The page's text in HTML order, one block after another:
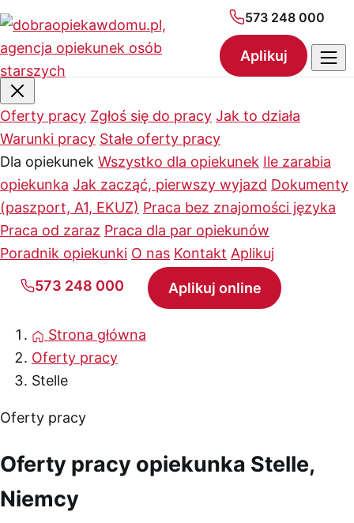
573 248 000
Aplikuj
Oferty pracy Zgłoś się do pracy Jak to działa
Warunki pracy Stałe oferty pracy
Dla opiekunek Wszystko dla opiekunek Ile zarabia
opiekunka Jak zacząć, pierwszy wyjazd Dokumenty
(paszport, A1, EKUZ) Praca bez znajomości języka
Praca od zaraz Praca dla par opiekunów
Poradnik opiekunki O nas Kontakt Aplikuj
573 248 000
Aplikuj online
Strona główna
Oferty pracy
Stelle
Oferty pracy
Oferty pracy opiekunka Stelle,
Niemcy